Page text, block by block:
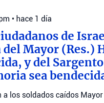
• hace 1 día
de
Mayor (Res.)
y del
sea
a los soldados caídos